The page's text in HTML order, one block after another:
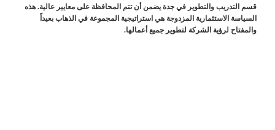
قسم التدريب والتطوير في جدة يضمن أن تتم المحافظة على معايير عالية. هذه
السياسة الاستثمارية المزدوجة هي استراتيجية المجموعة في الذهاب بعيداً
والمفتاح لرؤية الشركة لتطوير جميع أعمالها.